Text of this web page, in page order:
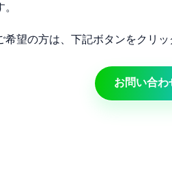
望の方は、下記ボタンをクリッ
お問い合わ